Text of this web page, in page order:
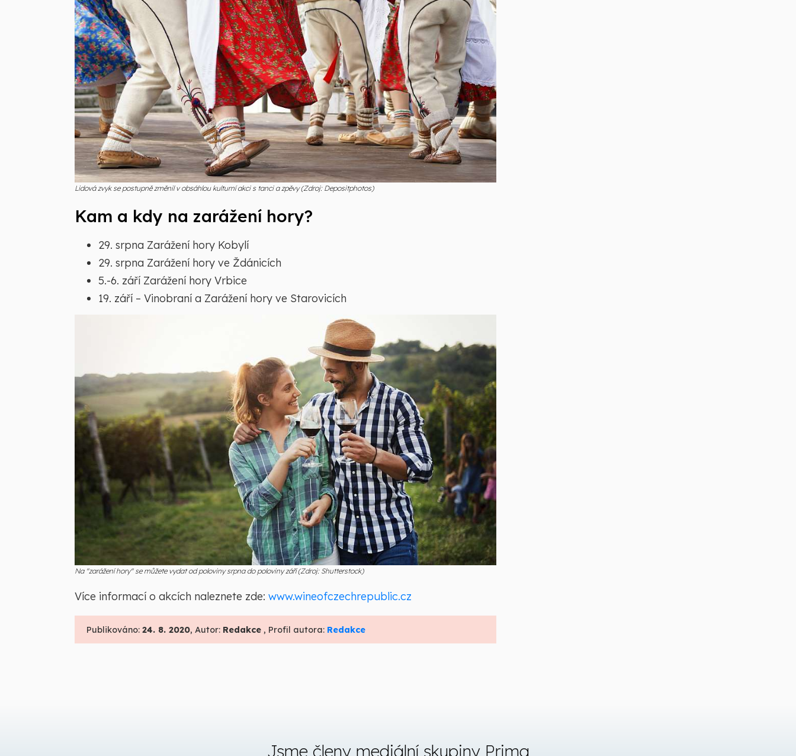
Lidová zvyk se postupně změnil v obsáhlou kulturní akci s tanci a zpěvy (Zdroj: Depositphotos)
Kam a kdy na zarážení hory?
29. srpna Zarážení hory Kobylí
29. srpna Zarážení hory ve Ždánicích
5.-6. září Zarážení hory Vrbice
19. září – Vinobraní a Zarážení hory ve Starovicích
Na "zarážení hory" se můžete vydat od poloviny srpna do poloviny září (Zdroj: Shutterstock)
Více informací o akcích naleznete zde: www.wineofczechrepublic.cz
Publikováno: 24. 8. 2020, Autor: Redakce , Profil autora: Redakce
Jsme členy mediální skupiny Prima